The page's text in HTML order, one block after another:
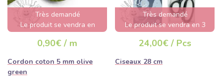
Très demandé
Le produit se vendra en
0,90€ / m
Cordon coton 5 mm olive
green
Très demandé
Le produit se vendra en 3
24,00€ / Pcs
Ciseaux 28 cm